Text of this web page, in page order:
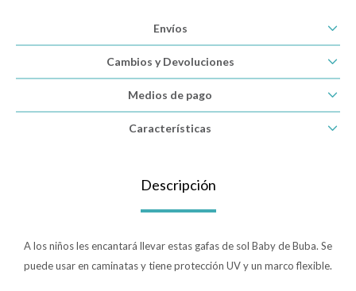
Envíos
Cambios y Devoluciones
Medios de pago
Características
Descripción
A los niños les encantará llevar estas gafas de sol Baby de Buba. Se
puede usar en caminatas y tiene protección UV y un marco flexible.
Textiles